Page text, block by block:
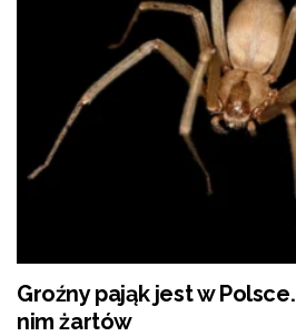
Groźny pająk jest w
nim żartów